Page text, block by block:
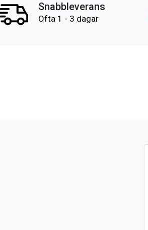
Snabbleverans
Ofta 1 - 3 dagar